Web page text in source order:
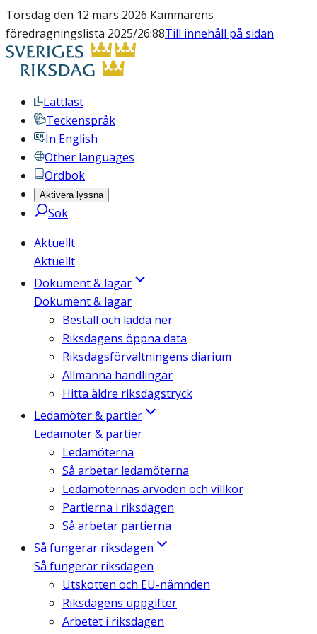
Torsdag den 12 mars 2026 Kammarens
föredragningslista 2025/26:88Till innehåll på sidan
Lättläst
Teckenspråk
In English
Other languages
Ordbok
Aktivera lyssna
Sök
Aktuellt
Aktuellt
Dokument & lagar
Dokument & lagar
Beställ och ladda ner
Riksdagens öppna data
Riksdagsförvaltningens diarium
Allmänna handlingar
Hitta äldre riksdagstryck
Ledamöter & partier
Ledamöter & partier
Ledamöterna
Så arbetar ledamöterna
Ledamöternas arvoden och villkor
Partierna i riksdagen
Så arbetar partierna
Så fungerar riksdagen
Så fungerar riksdagen
Utskotten och EU-nämnden
Riksdagens uppgifter
Arbetet i riksdagen